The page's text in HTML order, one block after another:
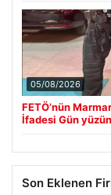
05/08/2026
FETÖ’nün
İfadesi Gün
Son Eklenen